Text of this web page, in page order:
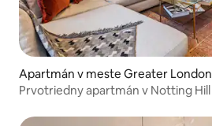
Apartmán v meste Greater London
Prvotriedny apartmán v Notting Hill